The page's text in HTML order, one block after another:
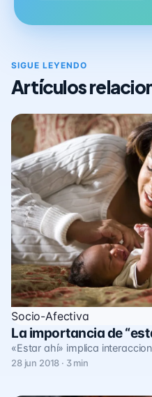
SIGUE LEYENDO
Artículos
Socio-Afectiva
La importancia de
«Estar ahí» implica
28 jun 2018 · 3 min